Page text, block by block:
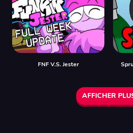
FNF V.S. Jester
AFFICHER